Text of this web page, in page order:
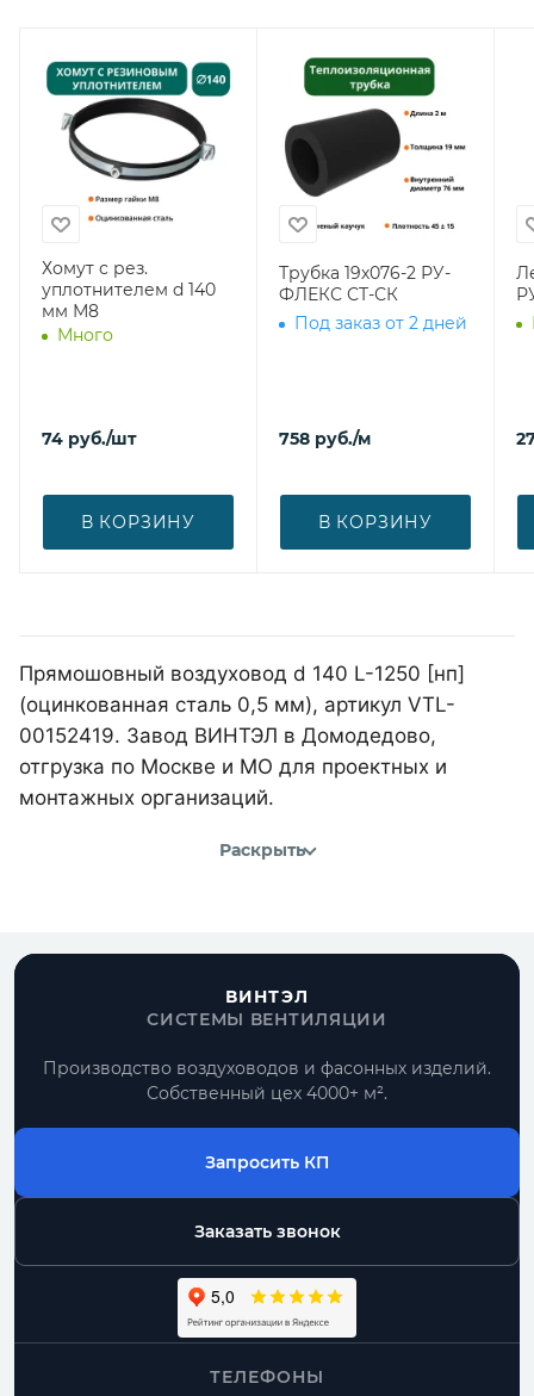
Хомут с рез.
уплотнителем d 140
мм М8
Много
74 руб./шт
В КОРЗИНУ
Трубка 19х076-2 РУ-
ФЛЕКС СТ-СК
Под заказ от 2 дней
758 руб./м
В КОРЗИНУ
Прямошовный воздуховод d 140 L-1250 [нп]
(оцинкованная сталь 0,5 мм), артикул VTL-
00152419. Завод ВИНТЭЛ в Домодедово,
отгрузка по Москве и МО для проектных и
монтажных организаций.
Раскрыть
ВИНТЭЛ
СИСТЕМЫ ВЕНТИЛЯЦИИ
Производство воздуховодов и фасонных изделий.
Собственный цех 4000+ м².
Запросить КП
Заказать звонок
ТЕЛЕФОНЫ